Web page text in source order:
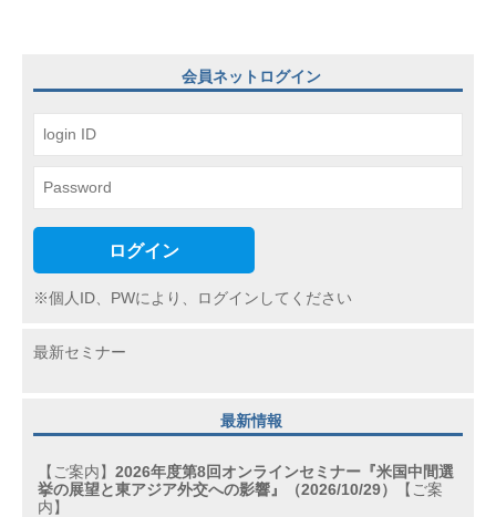
ン
会員ネットログイン
ログイン
※個人ID、PWにより、ログインしてください
最新セミナー
最新情報
【ご案内】 2026年度第8回オンラインセミナー『米国中間選
挙の展望と東アジア外交への影響』（2026/10/29）
【ご案
内】